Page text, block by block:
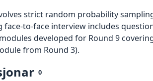
strict random probability
face-to-face interview includes
developed for Round 9
from Round 3).
0